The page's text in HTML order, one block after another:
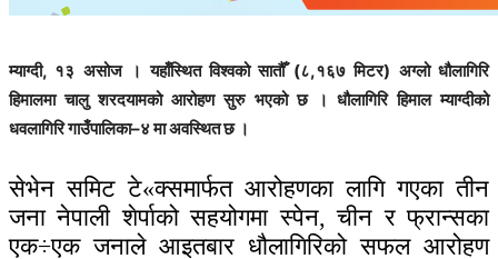
म्याग्दी, १३ असोज । यहाँस्थित विश्वको सातौँ (८,१६७ मिटर) अग्लो धौलागिरि
हिमालमा चालु शरदयामको आरोहण सुरु भएको छ । धौलागिरि हिमाल म्याग्दीको
धवलागिरि गाउँपालिका–४ मा अवस्थित छ ।
सेभेन समिट टे«क्समार्फत आरोहणका लागि गएका तीन
जना नेपाली शेर्पाको सहयोगमा स्पेन, चीन र फ्रान्सका
एक÷एक जनाले आइतबार धौलागिरिको सफल आरोहण